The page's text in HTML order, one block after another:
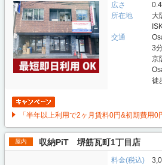
広さ
所在地
大
交通
3
京
徒
「半年以上利用で2ヶ月賃料0円&初期費用0
屋内 収納PiT 堺筋瓦町1丁目店
料金(税込)